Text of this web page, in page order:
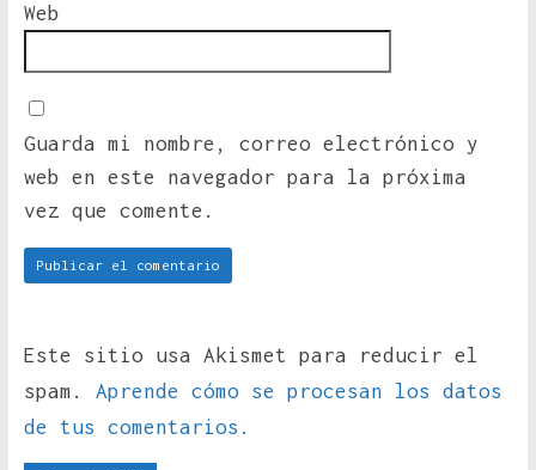
Web
Guarda mi nombre, correo electrónico y
web en este navegador para la próxima
vez que comente.
Este sitio usa Akismet para reducir el
spam. Aprende cómo se procesan los datos
de tus comentarios.